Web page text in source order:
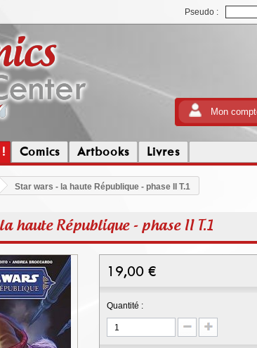
Pseudo :
Mon
Comics Artbooks Livres
Star wars - la haute République - phase II T.1
haute République - phase II T.1
19,00 €
Quantité :